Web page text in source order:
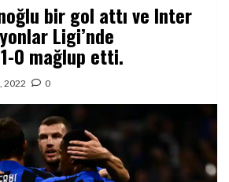
bir gol attı ve Inter
Ligi’nde
1-0 mağlup etti.
2022 0